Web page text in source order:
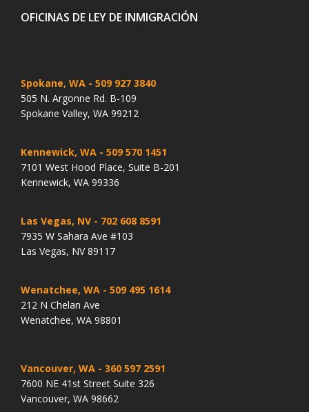
OFICINAS DE LEY DE INMIGRACIÓN
Spokane, WA - 509 927 3840
505 N. Argonne Rd. B-109
Spokane Valley, WA 99212
Kennewick, WA - 509 570 1451
7101 West Hood Place, Suite B-201
Kennewick, WA 99336
Las Vegas, NV - 702 608 8591
7935 W Sahara Ave #103
Las Vegas, NV 89117
Wenatchee, WA - 509 495 1614
212 N Chelan Ave
Wenatchee, WA 98801
Vancouver, WA - 360 597 2591
7600 NE 41st Street Suite 326
Vancouver, WA 98662